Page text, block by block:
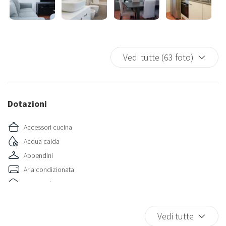
Una residenza di prestigio, perfetta per chi cerca un'abitazione
Vedi tutte (63 foto)
Dotazioni
Accessori cucina
Acqua calda
Appendini
Aria condizionata
Aria condizionata autonoma
Vedi tutte